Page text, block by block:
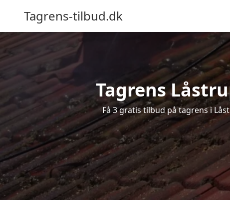
Tagrens-tilbud.dk
Tagrens
Få 3 gratis tilbud på tagrens i